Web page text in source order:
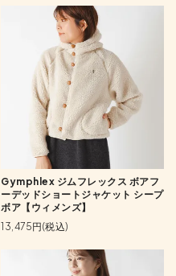
Gymphlex ジムフレックス ボアフ
ーデッドショートジャケット シープ
ボア【ウィメンズ】
13,475円(税込)